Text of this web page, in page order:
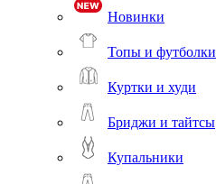
Новинки
Топы и футболки
Куртки и худи
Бриджи и тайтсы
Купальники